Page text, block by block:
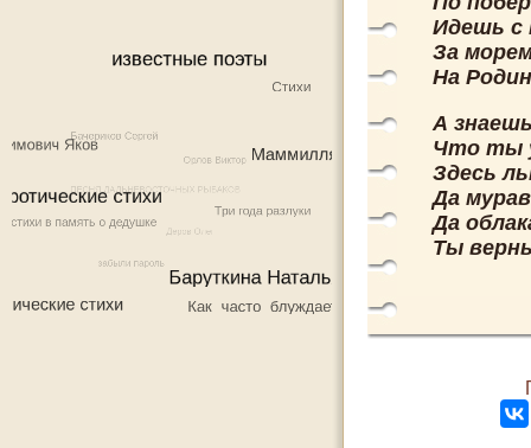
Идешь с
За
На
А
Что ты
Здесь
Да
Да
Ты